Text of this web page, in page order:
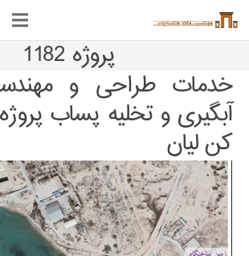
پروژه 1182
خدمات طراحی و
آبگیری و تخلیه پساب
کن لیان